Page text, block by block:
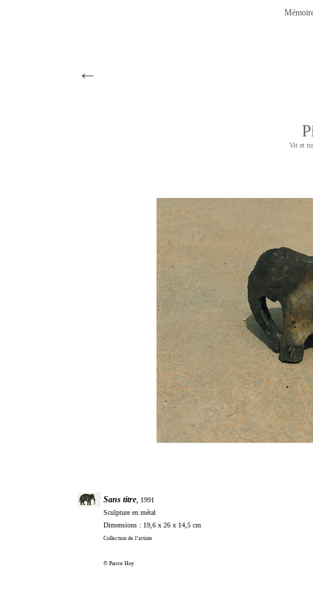
←
Vit et
Sans titre, 1991
Sculpture en métal
Dimensions : 19,6 x 26 x 14,5 cm
Collection de l’artiste
© Pierre Hoy